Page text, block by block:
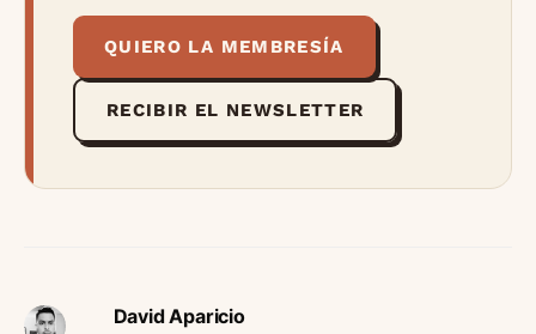
QUIERO LA MEMBRESÍA
RECIBIR EL NEWSLETTER
David Aparicio